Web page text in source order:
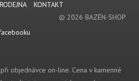
KONTAKT
© 2026 BAZÉN-SHOP
objednávce on-line. Cena v kamenné